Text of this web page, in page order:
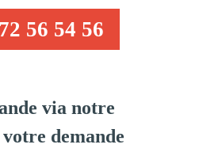
56 54 56
via notre
demande